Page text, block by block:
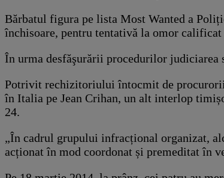
Bărbatul figura pe lista Most Wanted a
închisoare, pentru tentativă la omor
În urma desfăşurării procedurilor judiciarea
Potrivit rechizitoriului întocmit de procurorii
în Italia pe Jean Crihan, un alt interlop
24.
„În cadrul grupului infracțional organizat,
acționat în mod coordonat și premeditat în